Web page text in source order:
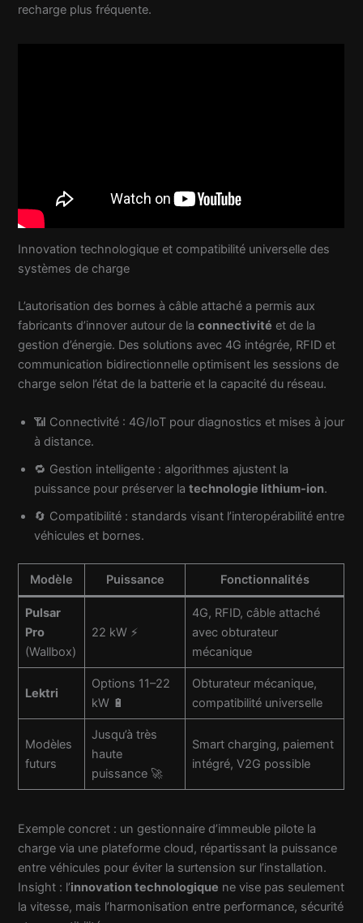
recharge plus fréquente.
Innovation technologique et compatibilité universelle des
systèmes de charge
L’autorisation des bornes à câble attaché a permis aux
fabricants d’innover autour de laconnectivité et de la
gestion d’énergie. Des solutions avec 4G intégrée, RFID et
communication bidirectionnelle optimisent les sessions de
charge selon l’état de la batterie et la capacité du réseau.
📶 Connectivité : 4G/IoT pour diagnostics et mises à jour
à distance.
🔁 Gestion intelligente : algorithmes ajustent la
puissance pour préserver latechnologie lithium-ion.
🔄 Compatibilité : standards visant l’interopérabilité entre
véhicules et bornes.
Modèle Puissance Fonctionnalités
Pulsar
Pro
(Wallbox)
22 kW ⚡
4G, RFID, câble attaché
avec obturateur
mécanique
Lektri
Options 11–22
kW 🔋
Obturateur mécanique,
compatibilité universelle
Modèles
futurs
Jusqu’à très
haute
puissance 🚀
Smart charging, paiement
intégré, V2G possible
Exemple concret : un gestionnaire d’immeuble pilote la
charge via une plateforme cloud, répartissant la puissance
entre véhicules pour éviter la surtension sur l’installation.
Insight : l’innovation technologique ne vise pas seulement
la vitesse, mais l’harmonisation entre performance, sécurité